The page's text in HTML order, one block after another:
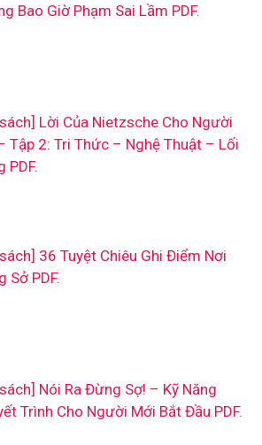
Bao Giờ Phạm Sai Lầm PDF.
Lời Của Nietzsche Cho Người
Tập 2: Tri Thức – Nghệ Thuật – Lối
PDF.
36 Tuyệt Chiêu Ghi Điểm Nơi
Sở PDF.
Nói Ra Đừng Sợ! – Kỹ Năng
Trình Cho Người Mới Bắt Đầu PDF.